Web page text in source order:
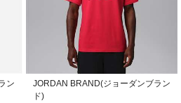
ン
JORDAN BRAND(ジョーダンブラン
ド)